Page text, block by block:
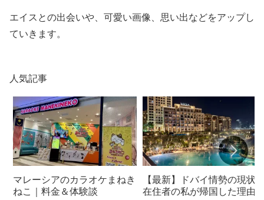
エイスとの出会いや、可愛い画像、思い出などをアップし
ていきます。
人気記事
マレーシアのカラオケまねき
ねこ｜料金＆体験談
【最新】ドバイ情勢の現状
在住者の私が帰国した理由